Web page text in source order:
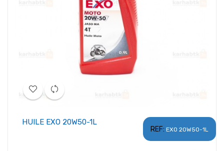
REF: EXO 20W50-1L
HUILE EXO 20W50-1L